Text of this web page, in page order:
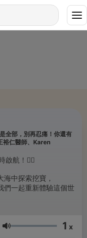
全部，別再忍痛！你還有
裕仁醫師、Karen
啟航！🏴‍☠
中探索挖寶，
們一起重新體驗這個世
你的奇蹟寶藏！
音量 1 x